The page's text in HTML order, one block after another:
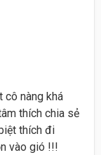
cô nàng khá
thích chia sẻ
thích đi
vào gió !!!